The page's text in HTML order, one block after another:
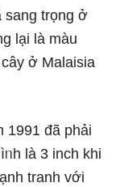
sang trọng ở
lại là màu
ở Malaisia
1991 đã phải
là 3 inch khi
tranh với